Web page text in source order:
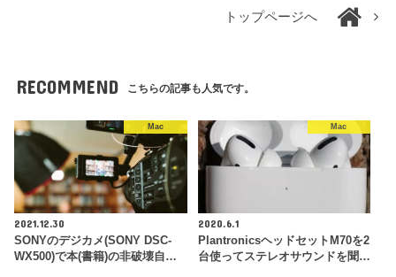
トップページへ
RECOMMEND こちらの記事も人気です。
Mac
2021.12.30
SONYのデジカメ(SONY DSC-
WX500)で本(書籍)の非破壊自…
Mac
2020.6.1
PlantronicsヘッドセットM70を2
台使ってステレオサウンドを聞…